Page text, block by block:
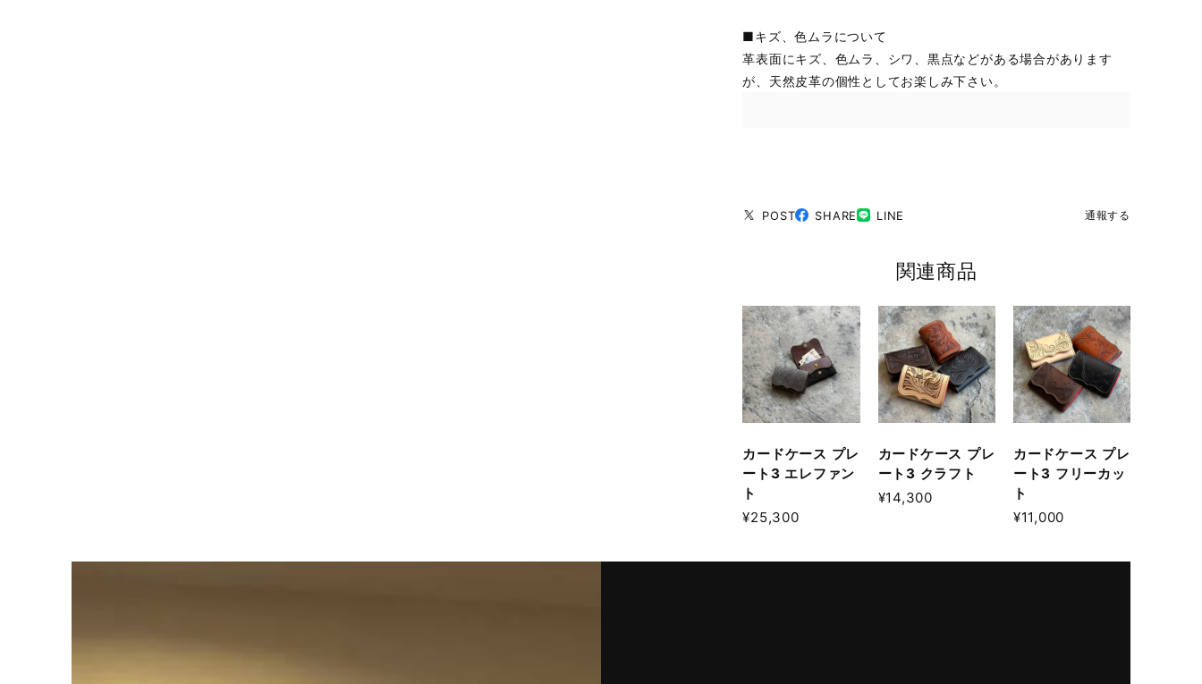
■キズ、色ムラについて
革表面にキズ、色ムラ、シワ、黒点などがある場合があります
が、天然皮革の個性としてお楽しみ下さい。
POST SHARE LINE 通報する
関連商品
カードケース プレ
ート3 エレファン
ト
¥25,300
カードケース プレ
ート3 クラフト
¥14,300
カードケース プレ
ート3 フリーカッ
ト
¥11,000